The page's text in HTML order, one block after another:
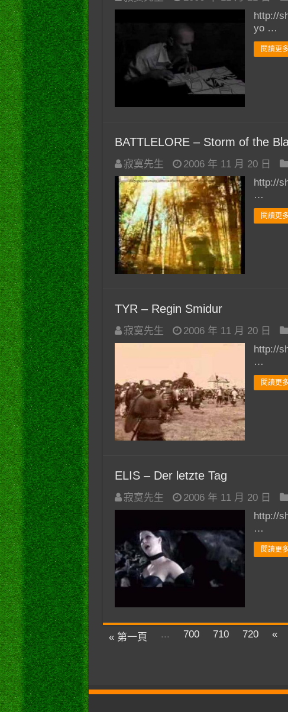
http://
yo …
閱讀更
BATTLELORE – Storm of the
寂寞先生 2006 年 11 月 20 日
http://
…
閱讀更
TYR – Regin Smidur
寂寞先生 2006 年 11 月 20 日
http://
…
閱讀更
ELIS – Der letzte Tag
寂寞先生 2006 年 11 月 20 日
http://
…
閱讀更
« 第一頁 ... 700 710 720 «